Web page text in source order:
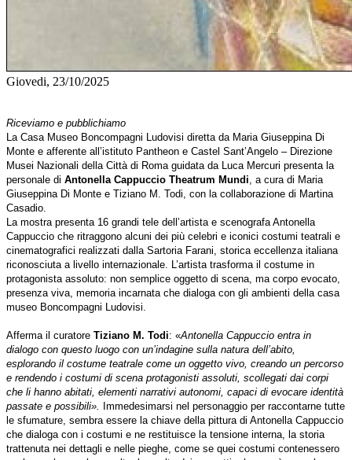
Giovedi, 23/10/2025
Riceviamo e pubblichiamo
La Casa Museo Boncompagni Ludovisi diretta da Maria Giuseppina Di
Monte e afferente all’istituto Pantheon e Castel Sant’Angelo – Direzione
Musei Nazionali della Città di Roma guidata da Luca Mercuri presenta la
personale di Antonella Cappuccio Theatrum Mundi, a cura di Maria
Giuseppina Di Monte e Tiziano M. Todi, con la collaborazione di Martina
Casadio.
La mostra presenta 16 grandi tele dell’artista e scenografa Antonella
Cappuccio che ritraggono alcuni dei più celebri e iconici costumi teatrali e
cinematografici realizzati dalla Sartoria Farani, storica eccellenza italiana
riconosciuta a livello internazionale. L’artista trasforma il costume in
protagonista assoluto: non semplice oggetto di scena, ma corpo evocato,
presenza viva, memoria incarnata che dialoga con gli ambienti della casa
museo Boncompagni Ludovisi.
Afferma il curatore Tiziano M. Todi: «Antonella Cappuccio entra in
dialogo con questo luogo con un’indagine sulla natura dell’abito,
esplorando il costume teatrale come un oggetto vivo, creando un percorso
e rendendo i costumi di scena protagonisti assoluti, scollegati dai corpi
che li hanno abitati, elementi narrativi autonomi, capaci di evocare identità
passate e possibili».
Immedesimarsi nel personaggio per raccontarne tutte
le sfumature, sembra essere la chiave della pittura di Antonella Cappuccio
che dialoga con i costumi e ne restituisce la tensione interna, la storia
trattenuta nei dettagli e nelle pieghe, come se quei costumi contenessero